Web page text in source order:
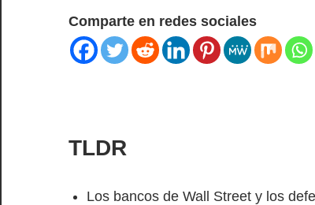
Comparte en redes sociales
TLDR
Los bancos de Wall Street y los